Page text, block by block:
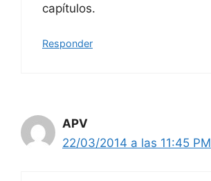
capítulos.
Responder
APV
22/03/2014 a las 11:45 PM